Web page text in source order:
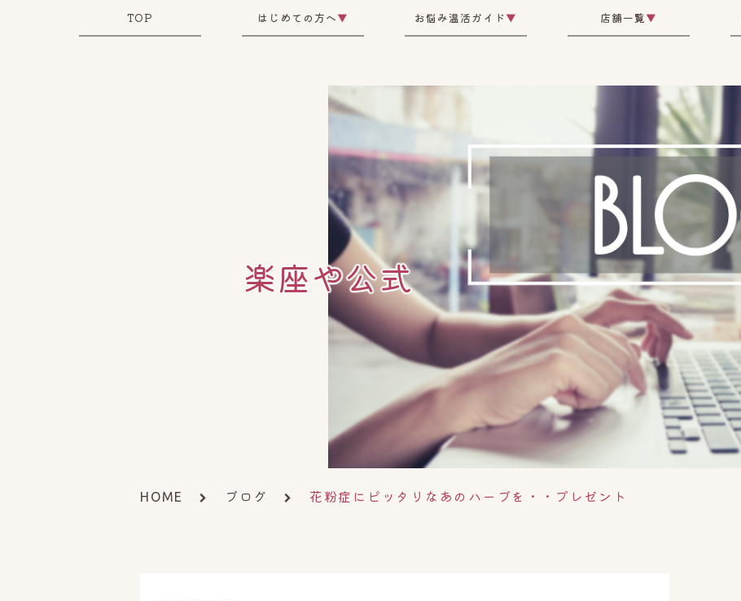
TOP はじめての方へ▼ お悩み温活ガイド▼ 店舗一覧▼
楽座や公式
HOME ブログ 花粉症にピッタリなあのハーブを・・プレゼント